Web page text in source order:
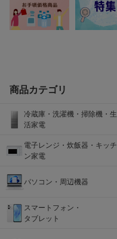
商品カテゴリ
冷蔵庫・洗濯機・掃除機・生
活家電
電子レンジ・炊飯器・キッチ
ン家電
パソコン・周辺機器
スマートフォン・
タブレット